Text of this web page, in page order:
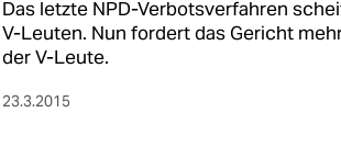
Das letzte NPD-Verbotsverfahren
V-Leuten. Nun fordert das Gericht
der V-Leute.
23.3.2015